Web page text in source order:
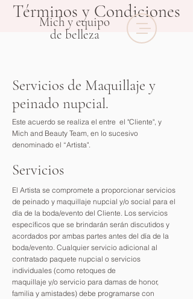
Mich y equipo
de belleza
Términos y Condiciones
Servicios de Maquillaje y
peinado nupcial.
Este acuerdo se realiza el entre el "Cliente", y
Mich and Beauty Team, en lo sucesivo
denominado el “Artista".
Servicios
El Artista se compromete a proporcionar servicios
de peinado y maquillaje nupcial y/o social para el
día de la boda/evento del Cliente. Los servicios
específicos que se brindarán serán discutidos y
acordados por ambas partes antes del día de la
boda/evento. Cualquier servicio adicional al
contratado paquete nupcial o servicios
individuales (como retoques de
maquillaje y/o servicio para damas de honor,
familia y amistades) debe programarse con